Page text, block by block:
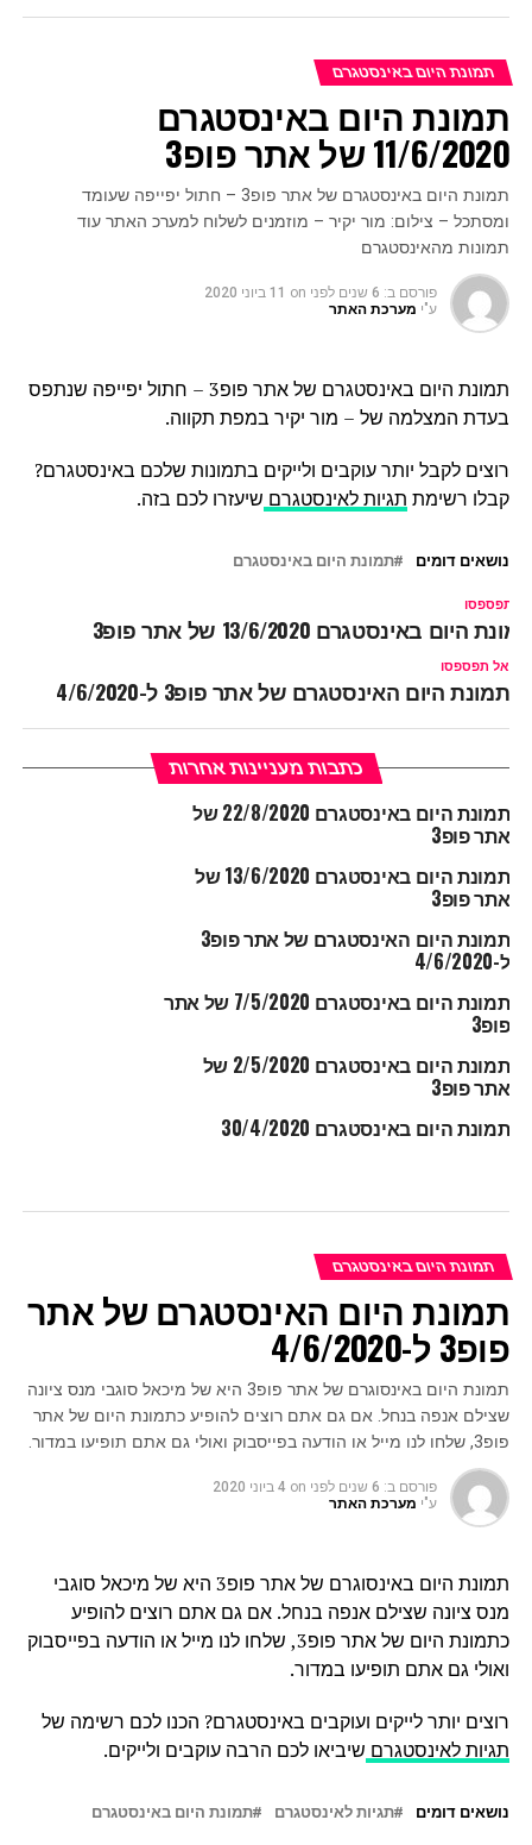
תמונת היום באינסטגרם
תמונת היום באינסטגרם
11/6/2020 של אתר פופ3
תמונת היום באינסטגרם של אתר פופ3 – חתול יפייפה שעומד
ומסתכל – צילום: מור יקיר – מוזמנים לשלוח למערכ האתר עוד
תמונות מהאינסטגרם
פורסם ב: 6 שנים לפני on 11 ביוני 2020
ע"י מערכת האתר
תמונת היום באינסטגרם של אתר פופ3 – חתול יפייפה שנתפס
בעדת המצלמה של – מור יקיר במפת תקווה.
רוצים לקבל יותר עוקבים ולייקים בתמונות שלכם באינסטגרם?
קבלו רשימת תגיות לאינסטגרם שיעזרו לכם בזה.
נושאים דומים תמונת היום באינסטגרם
תפספסו
היום באינסטגרם 13/6/2020 של אתר פופ3
אל תפספסו
תמונת היום האינסטגרם של אתר פופ3 ל-4/6/2020
כתבות מעניינות אחרות
תמונת היום באינסטגרם 22/8/2020 של
אתר פופ3
תמונת היום באינסטגרם 13/6/2020 של
אתר פופ3
תמונת היום האינסטגרם של אתר פופ3
ל-4/6/2020
תמונת היום באינסטגרם 7/5/2020 של אתר
פופ3
תמונת היום באינסטגרם 2/5/2020 של
אתר פופ3
תמונת היום באינסטגרם 30/4/2020
תמונת היום באינסטגרם
תמונת היום האינסטגרם של אתר
פופ3 ל-4/6/2020
תמונת היום באינסוגרם של אתר פופ3 היא של מיכאל סוגבי מנס ציונה
שצילם אנפה בנחל. אם גם אתם רוצים להופיע כתמונת היום של אתר
פופ3, שלחו לנו מייל או הודעה בפייסבוק ואולי גם אתם תופיעו במדור.
פורסם ב: 6 שנים לפני on 4 ביוני 2020
ע"י מערכת האתר
תמונת היום באינסוגרם של אתר פופ3 היא של מיכאל סוגבי
מנס ציונה שצילם אנפה בנחל. אם גם אתם רוצים להופיע
כתמונת היום של אתר פופ3, שלחו לנו מייל או הודעה בפייסבוק
ואולי גם אתם תופיעו במדור.
רוצים יותר לייקים ועוקבים באינסטגרם? הכנו לכם רשימה של
תגיות לאינסטגרם שיביאו לכם הרבה עוקבים ולייקים.
נושאים דומים תגיות לאינסטגרם תמונת היום באינסטגרם